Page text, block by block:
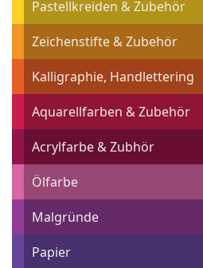
Pastellkreiden & Zubehör
Zeichenstifte & Zubehör
Kalligraphie, Handlettering
Aquarellfarben & Zubehör
Acrylfarbe & Zubhör
Ölfarbe
Malgründe
Papier